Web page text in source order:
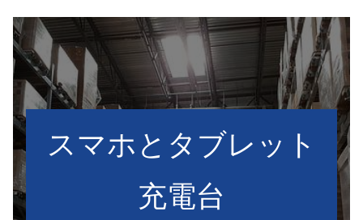
スマホとタブレット
充電台